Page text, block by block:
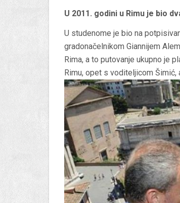
U 2011. godini u Rimu je bio
U studenome je bio na
gradonačelnikom Giannijem
Rima, a to putovanje ukupno je
Rimu, opet s voditeljicom